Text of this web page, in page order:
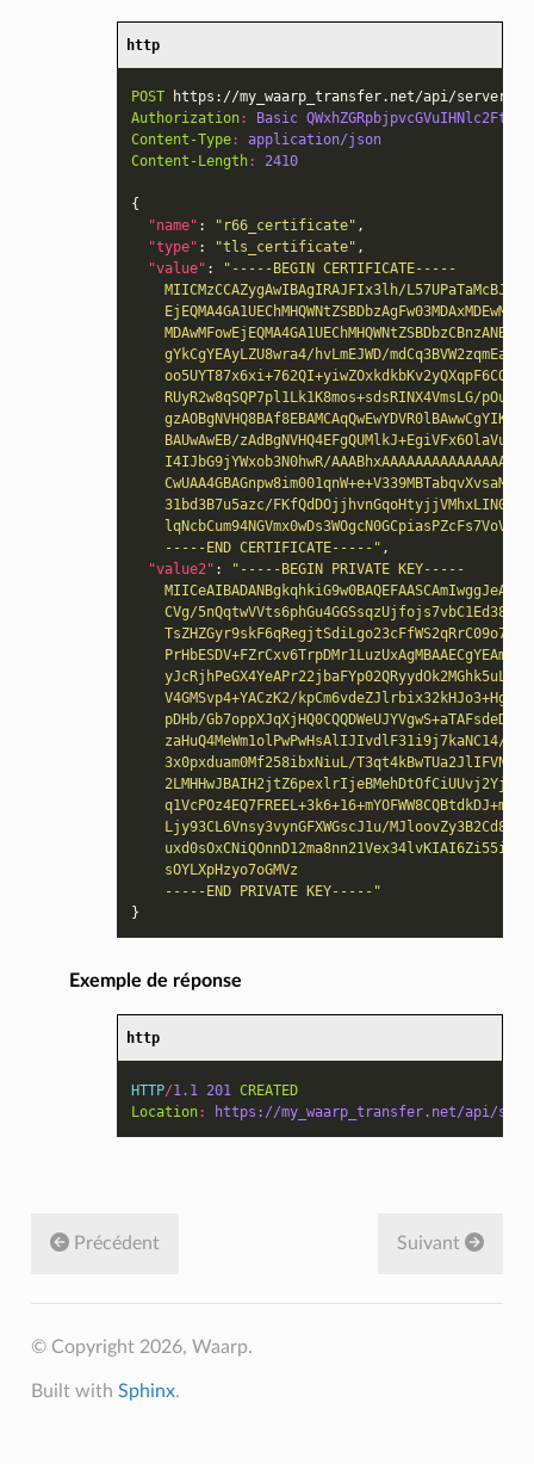
http
POST
https://my_waarp_transfer.net/api/
Authorization:
Basic
Content-Type:
application/json
Content-Length: 2410
{
"name" : "r66_certificate" ,
"type" : "tls_certificate" ,
"value" :
"-----BEGIN CERTIFICATE-----
MIICMzCCAZygAwIBAgIRAJFIx3lh/
gYkCgYEAyLZU8wra4/hvLmEJWD/
RUyR2w8qSQP7pl1Lk1K8mos+sdsRINX4VmsLG/
BAUwAwEB/
I4IJbG9jYWxob3N0hwR/
31bd3B7u5azc/
    -----END CERTIFICATE-----"
,
"value2" :
"-----BEGIN PRIVATE KEY-----
CVg/
V4GMSvp4+YACzK2/
pDHb/
zaHuQ4MeWm1olPwPwHsAlIJIvdlF31i9j7kaNC14/
3x0pxduam0Mf258ibxNiuL/
Ljy93CL6Vnsy3vynGFXWGscJ1u/
    sOYLXpHzyo7oGMVz
    -----END PRIVATE KEY-----"
}
Exemple de réponse
http
HTTP/1.1 201
CREATED
Location: https://my_waarp_transfer.net/api/
Suivant
Précédent
© Copyright 2026, Waarp.
Built with Sphinx.